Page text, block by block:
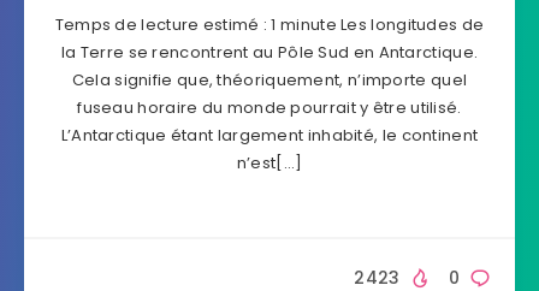
Temps de lecture estimé : 1 minute Les longitudes de
la Terre se rencontrent au Pôle Sud en Antarctique.
Cela signifie que, théoriquement, n’importe quel
fuseau horaire du monde pourrait y être utilisé.
L’Antarctique étant largement inhabité, le continent
n’est[…]
0
2423